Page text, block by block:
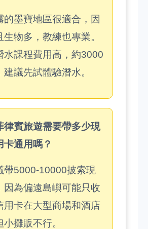
的墨寶地區很適合，因
物多，教練也專業。
水課程費用高，約3000
議先試體驗潛水。
律賓旅遊需要帶多少現
卡通用嗎？
帶5000-10000披索現
因為偏遠島嶼可能只收
用卡在大型商場和酒店
攤販不行。